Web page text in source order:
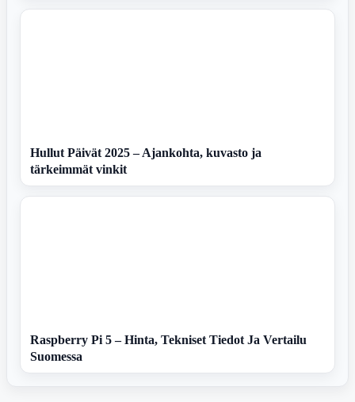
Hullut Päivät 2025 – Ajankohta, kuvasto ja
tärkeimmät vinkit
Raspberry Pi 5 – Hinta, Tekniset Tiedot Ja Vertailu
Suomessa